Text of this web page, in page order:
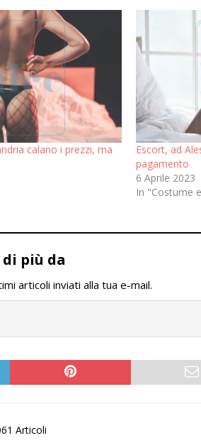
calano i prezzi, ma
Escort, ad
pagamento
6 Aprile 2023
In "Costume
più da
articoli inviati alla tua e-mail.
Articoli